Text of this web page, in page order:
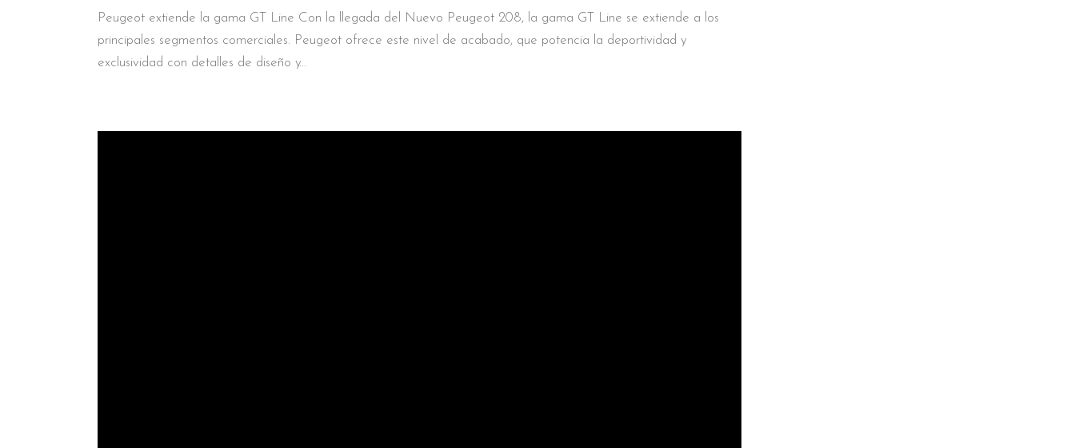
Peugeot extiende la gama GT Line Con la llegada del Nuevo Peugeot 208, la gama GT Line se extiende a los
principales segmentos comerciales. Peugeot ofrece este nivel de acabado, que potencia la deportividad y
exclusividad con detalles de diseño y